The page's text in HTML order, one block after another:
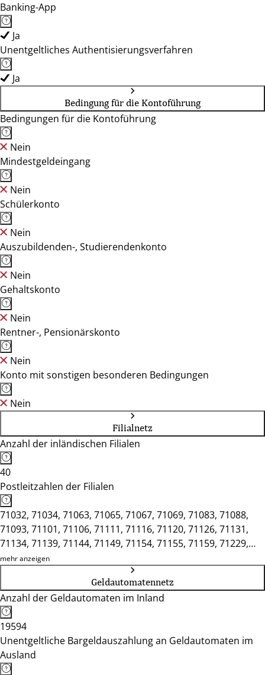
Banking-App
Ja
Unentgeltliches Authentisierungsverfahren
Ja
Bedingung für die Kontoführung
Bedingungen für die Kontoführung
Nein
Mindestgeldeingang
Nein
Schülerkonto
Nein
Auszubildenden-, Studierendenkonto
Nein
Gehaltskonto
Nein
Rentner-, Pensionärskonto
Nein
Konto mit sonstigen besonderen Bedingungen
Nein
Filialnetz
Anzahl der inländischen Filialen
40
Postleitzahlen der Filialen
71032, 71034, 71063, 71065, 71067, 71069, 71083, 71088,
71093, 71101, 71106, 71111, 71116, 71120, 71126, 71131,
71134, 71139, 71144, 71149, 71154, 71155, 71159, 71229,
71263, 71272, 71277, 71287, 75392
mehr anzeigen
Geldautomatennetz
Anzahl der Geldautomaten im Inland
19594
Unentgeltliche Bargeldauszahlung an Geldautomaten im
Ausland